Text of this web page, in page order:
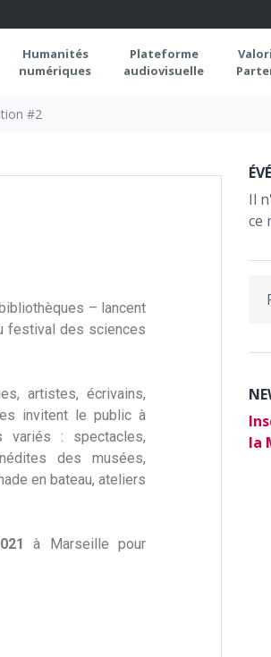
Humanités
numériques
Plateforme
audiovisuelle
#2
– lancent
festival des sciences
artistes, écrivains,
invitent le public à
variés : spectacles,
des musées,
en bateau, ateliers
à Marseille pour
Il
ce
la